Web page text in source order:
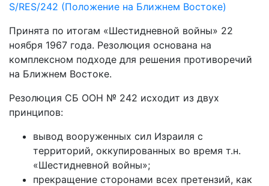
S/RES/242 (Положение на Ближнем Востоке)
Принята по итогам «Шестидневной войны» 22
ноября 1967 года. Резолюция основана на
комплексном подходе для решения противоречий
на Ближнем Востоке.
Резолюция СБ ООН № 242 исходит из двух
принципов:
вывод вооруженных сил Израиля с
территорий, оккупированных во время т.н.
«Шестидневной войны»;
прекращение сторонами всех претензий, как